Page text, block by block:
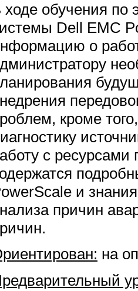
ходе обучения по
Dell EMC
о
кроме
с ресурсами
и
причин
на